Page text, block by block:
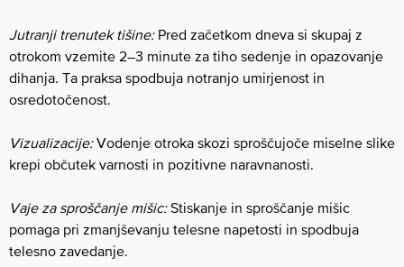
Jutranji trenutek tišine:Pred začetkom dneva si skupaj z
otrokom vzemite 2–3 minute za tiho sedenje in opazovanje
dihanja. Ta praksa spodbuja notranjo umirjenost in
osredotočenost.
Vizualizacije:Vodenje otroka skozi sproščujoče miselne slike
krepi občutek varnosti in pozitivne naravnanosti.
Vaje za sproščanje mišic:Stiskanje in sproščanje mišic
pomaga pri zmanjševanju telesne napetosti in spodbuja
telesno zavedanje.